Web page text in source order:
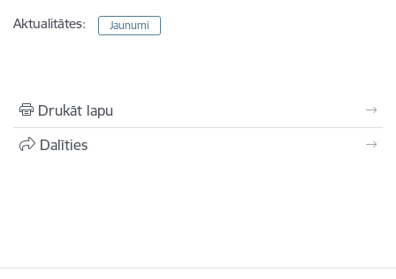
Aktualitātes: Jaunumi
Drukāt lapu
Dalīties